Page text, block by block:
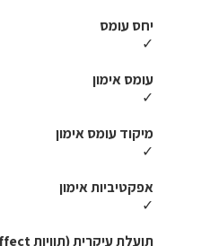
יחס עומס
✓
עומס אימון
✓
מיקוד עומס אימון
✓
אפקטיביות אימון
✓
תועלת עיקרית (תוויות Training Effect)